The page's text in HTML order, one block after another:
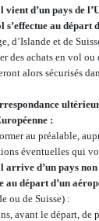
d’un pays de
s’effectue au départ
d’Islande et de
des achats en vol ou
alors sécurisés
:
au préalable,
éventuelles qui
d’un pays non
au départ d’un
ou de Suisse) :
avant le départ, de